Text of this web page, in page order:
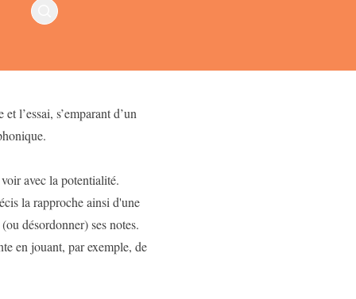
l’essai, s’emparant d’un
avec la potentialité.
la rapproche ainsi d'une
désordonner) ses notes.
en jouant, par exemple, de